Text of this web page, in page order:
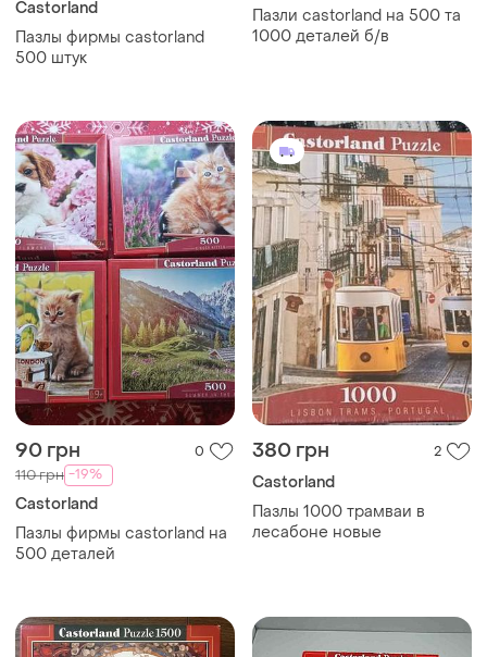
Castorland
Пазлы фирмы castorland
500 штук
Пазли castorland на 500 та
1000 деталей б/в
90 грн 0
110 грн -19%
Castorland
Пазлы фирмы castorland на
500 деталей
380 грн 2
Castorland
Пазлы 1000 трамваи в
лесабоне новые